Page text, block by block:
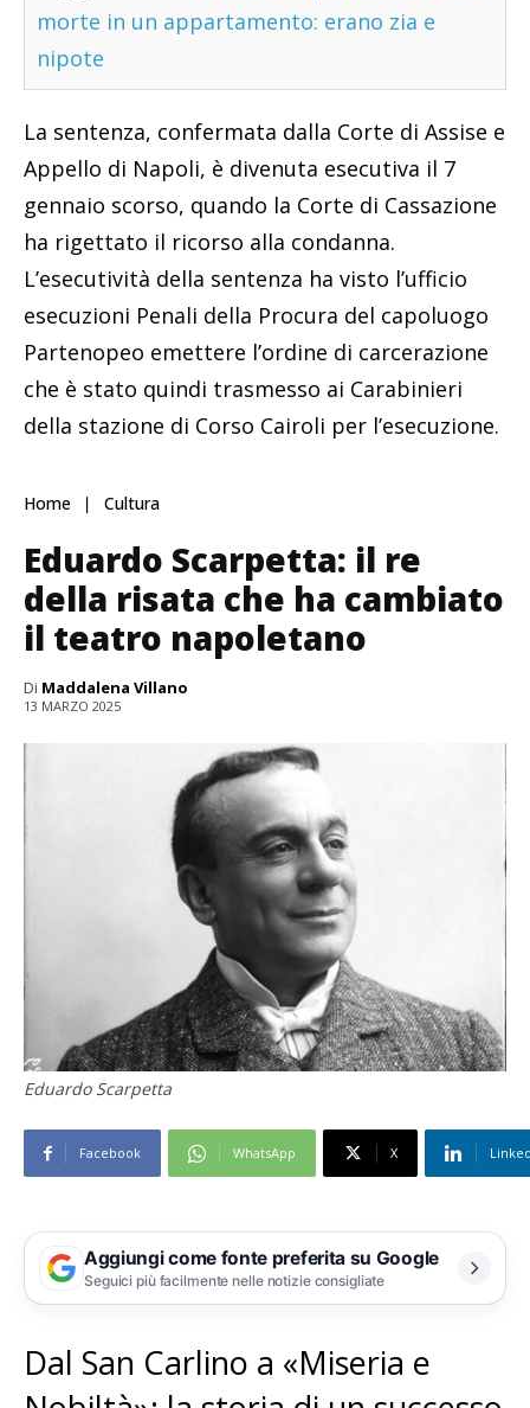
morte in un appartamento: erano zia e
nipote
La sentenza, confermata dalla Corte di Assise e
Appello di Napoli, è divenuta esecutiva il 7
gennaio scorso, quando la Corte di Cassazione
ha rigettato il ricorso alla condanna.
L’esecutività della sentenza ha visto l’ufficio
esecuzioni Penali della Procura del capoluogo
Partenopeo emettere l’ordine di carcerazione
che è stato quindi trasmesso ai Carabinieri
della stazione di Corso Cairoli per l’esecuzione.
Home Cultura
Eduardo Scarpetta: il re
della risata che ha cambiato
il teatro napoletano
Di Maddalena Villano
13 MARZO 2025
Eduardo Scarpetta
Facebook WhatsApp X
Aggiungi come fonte preferita su Google
Seguici più facilmente nelle notizie consigliate
Dal San Carlino a «Miseria e